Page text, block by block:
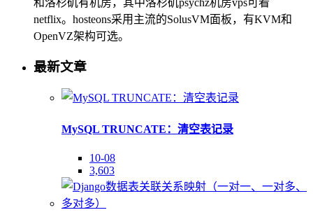
netflix。hosteons采用主流的SolusVM面板，有KVM和
OpenVZ架构可选。
最新文章
MySQL TRUNCATE：清空表记录
10-08
3,603